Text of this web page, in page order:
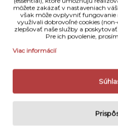
Popis
optickou výbavou.Má
úpravu šošoviek a
statívový závit, ktorý
ďalekohľadu k statívu pre
môžete zakázať v nastaveniach
však môže ovplyvniť fungovanie
využívali dobrovoľné cookies
zlepšovať naše služby a
Pre ich povolenie,
Viac informácií